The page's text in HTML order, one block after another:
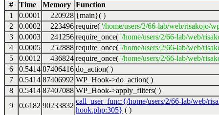
#
Time Memory Function
1
0.0001 220928 {main}( )
2
0.0002 223496 require( '/home/users/2/66-lab/web/risakojo/
3
0.0003 241256 require_once( '/home/users/2/66-lab/web/
4
0.0005 252888 require_once( '/home/users/2/66-lab/web/
5
0.0012 436824 require_once( '/home/users/2/66-lab/web/
6
0.5414 87406416 do_action( )
7
0.5414 87406992 WP_Hook->do_action( )
8
0.5414 87407088 WP_Hook->apply_filters( )
9
0.6182 90233832
call_user_func:{/home/users/2/66-lab/web/
hook.php:305} ( )